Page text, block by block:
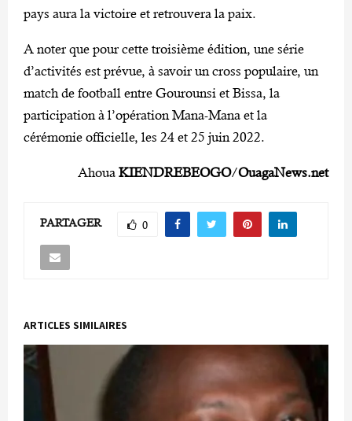
pays aura la victoire et retrouvera la paix.
A noter que pour cette troisième édition, une série
d’activités est prévue, à savoir un cross populaire, un
match de football entre Gourounsi et Bissa, la
participation à l’opération Mana-Mana et la
cérémonie officielle, les 24 et 25 juin 2022.
Ahoua KIENDREBEOGO/OuagaNews.net
PARTAGER 0
ARTICLES SIMILAIRES